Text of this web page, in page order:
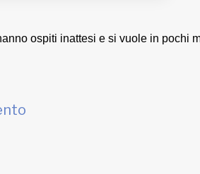
ospiti inattesi e si vuole in pochi